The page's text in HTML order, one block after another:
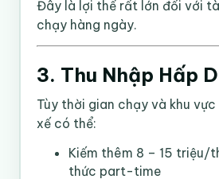
Đây là lợi thế rất lớn đối với
chạy hàng ngày.
3. Thu Nhập Hấp
Tùy thời gian chạy và khu
xế có thể:
Kiếm thêm 8 – 15 triệu/
thức part-time